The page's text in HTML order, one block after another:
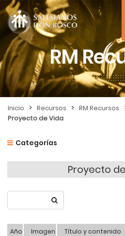
RM
Inicio > Recursos > RM Recursos
Proyecto de Vida
Categorías
Proyecto
Año Imagen Título y contenido